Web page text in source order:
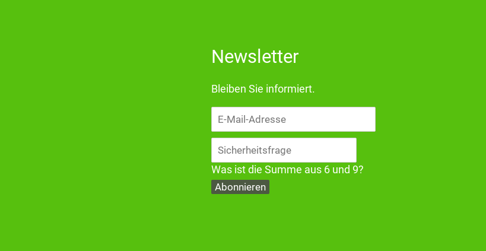
Newsletter
Bleiben Sie informiert.
E-
Mail-
Adresse
Was ist die Summe aus 6 und 9?